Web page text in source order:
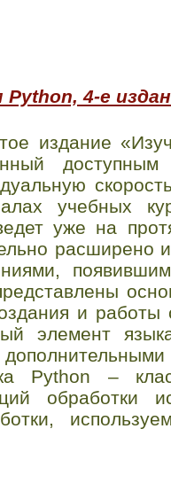
Python, 4-е
издание
учебных
уже на
расширено
и
элемент
Python –
обработки